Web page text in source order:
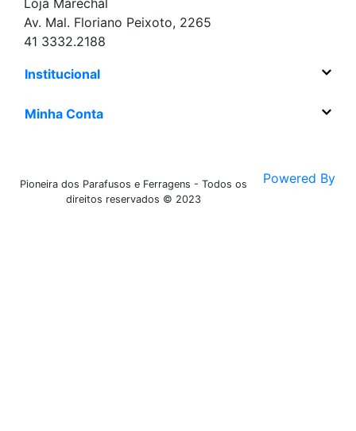
Loja Marechal
Av. Mal. Floriano Peixoto, 2265
41 3332.2188
Institucional
Minha Conta
Pioneira dos Parafusos e Ferragens - Todos os
direitos reservados © 2023
Powered By